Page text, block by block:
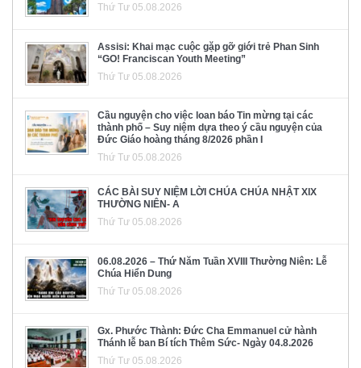
Thứ Tư 05.08.2026
Assisi: Khai mạc cuộc gặp gỡ giới trẻ Phan Sinh
“GO! Franciscan Youth Meeting”
Thứ Tư 05.08.2026
Cầu nguyện cho việc loan báo Tin mừng tại các
thành phố – Suy niệm dựa theo ý cầu nguyện của
Đức Giáo hoàng tháng 8/2026 phần I
Thứ Tư 05.08.2026
CÁC BÀI SUY NIỆM LỜI CHÚA CHÚA NHẬT XIX
THƯỜNG NIÊN- A
Thứ Tư 05.08.2026
06.08.2026 – Thứ Năm Tuần XVIII Thường Niên: Lễ
Chúa Hiển Dung
Thứ Tư 05.08.2026
Gx. Phước Thành: Đức Cha Emmanuel cử hành
Thánh lễ ban Bí tích Thêm Sức- Ngày 04.8.2026
Thứ Tư 05.08.2026